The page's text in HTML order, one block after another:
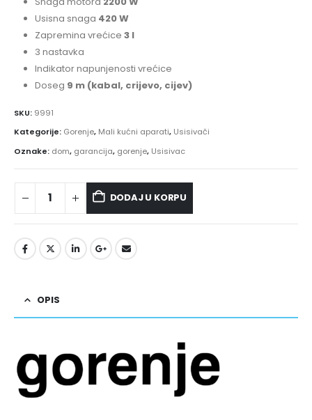
Usisna snaga 420 W
Zapremina vrećice 3 l
3 nastavka
Indikator napunjenosti vrećice
Doseg 9 m (kabal, crijevo, cijev)
SKU: 9991
Kategorije: Gorenje, Mali kućni aparati, Usisivači
Oznake: dom, garancija, gorenje, Usisivac
DODAJ U KORPU
OPIS